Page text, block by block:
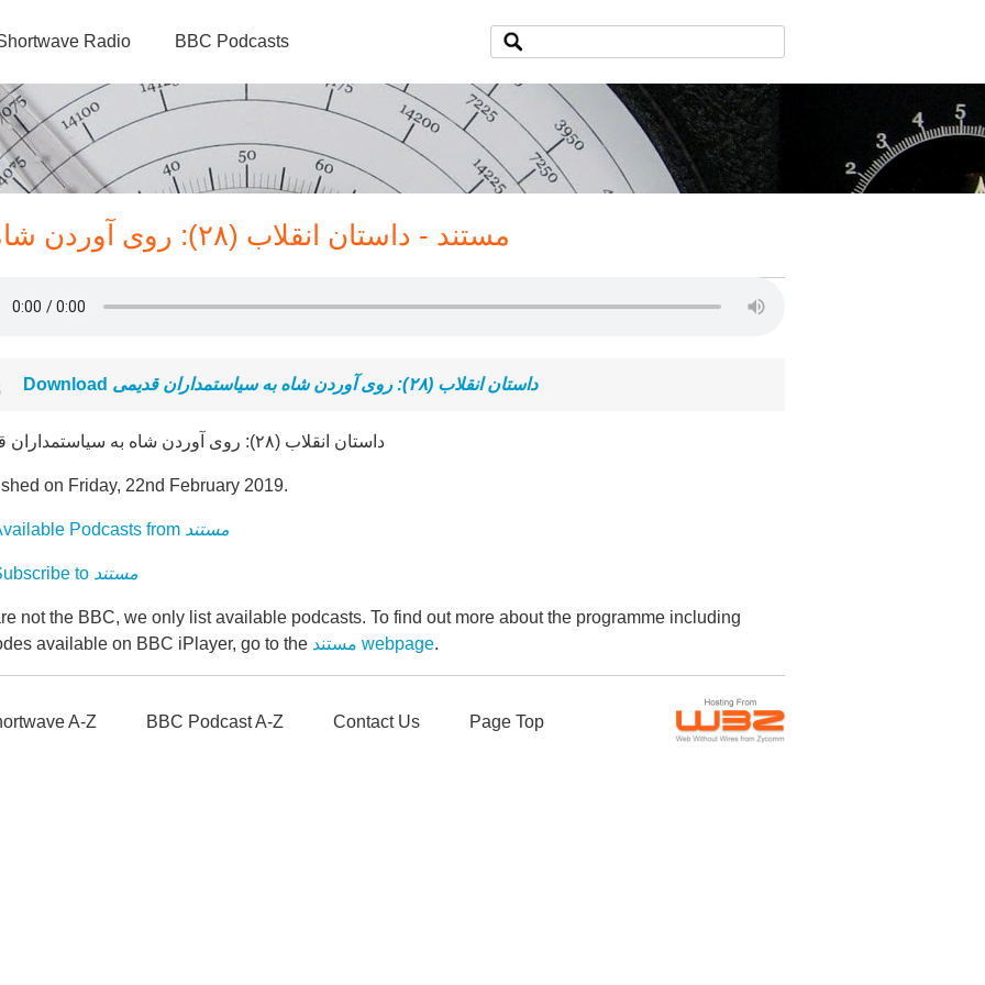
Radio BBC Podcasts
مستند - داستان انقلاب (۲۸): روی آوردن شاه به سیاستمداران قدیمی
Download داستان انقلاب (۲۸): روی آوردن شاه به سیاستمداران قدیمی
داستان انقلاب (۲۸): روی آوردن شاه به سیاستمداران قدیمی
on Friday, 22nd February 2019.
Podcasts from مستند
to مستند
not the BBC, we only list available podcasts. To find out more about the programme including
available on BBC iPlayer, go to the
مستند webpage.
A-Z BBC Podcast A-Z Contact Us Page Top